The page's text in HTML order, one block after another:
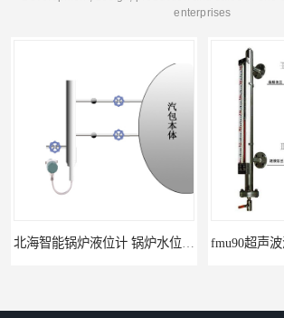
enterprises